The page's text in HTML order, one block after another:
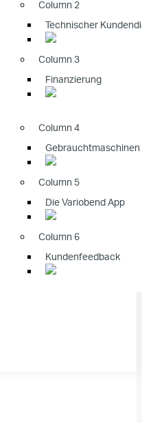
Column 2
Technischer
Column 3
Finanzierung
Column 4
Gebrauchtmaschinen
Column 5
Die Variobend App
Column 6
Kundenfeedback